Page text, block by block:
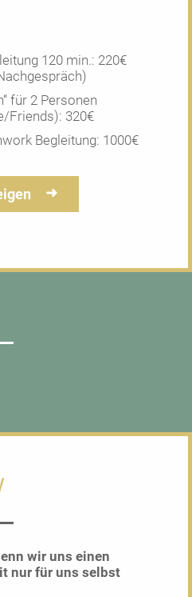
120 min.: 220€
für 2 Personen
Friends): 320€
Begleitung: 1000€
wir uns einen
nur für uns selbst